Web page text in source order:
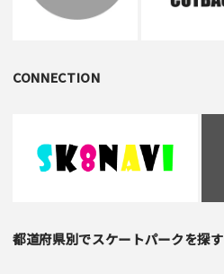
CONNECTION
都道府県別でスケートパークを探す